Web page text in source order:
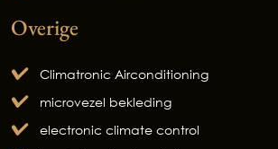
Overige
Climatronic Airconditioning
microvezel bekleding
electronic climate control